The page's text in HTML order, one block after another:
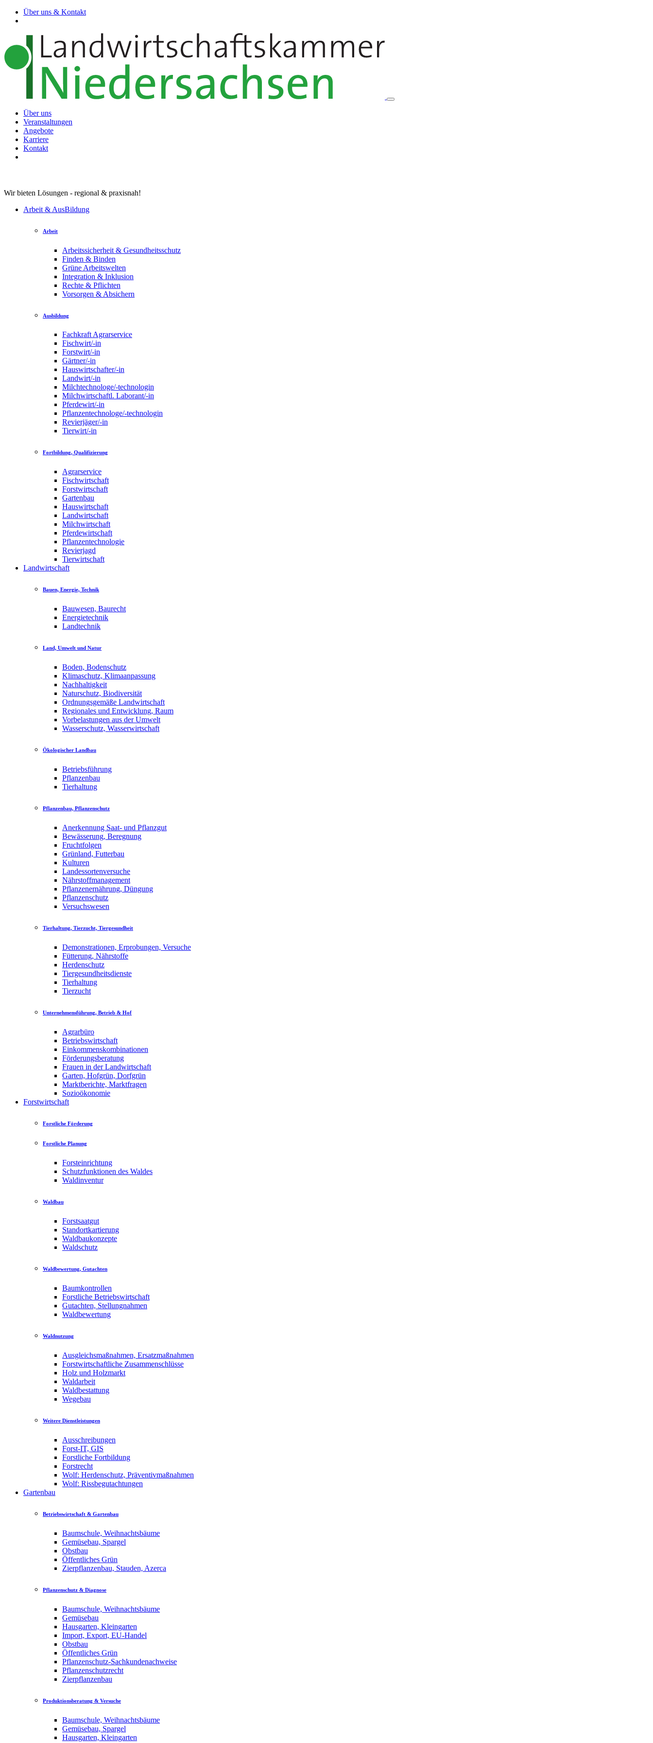
Über uns & Kontakt
Über uns
Veranstaltungen
Angebote
Karriere
Kontakt
Wir bieten Lösungen - regional & praxisnah!
Arbeit & AusBildung
Arbeit
Arbeitssicherheit & Gesundheitsschutz
Finden & Binden
Grüne Arbeitswelten
Integration & Inklusion
Rechte & Pflichten
Vorsorgen & Absichern
Ausbildung
Fachkraft Agrarservice
Fischwirt/-in
Forstwirt/-in
Gärtner/-in
Hauswirtschafter/-in
Landwirt/-in
Milchtechnologe/-technologin
Milchwirtschaftl. Laborant/-in
Pferdewirt/-in
Pflanzentechnologe/-technologin
Revierjäger/-in
Tierwirt/-in
Fortbildung, Qualifizierung
Agrarservice
Fischwirtschaft
Forstwirtschaft
Gartenbau
Hauswirtschaft
Landwirtschaft
Milchwirtschaft
Pferdewirtschaft
Pflanzentechnologie
Revierjagd
Tierwirtschaft
Landwirtschaft
Bauen, Energie, Technik
Bauwesen, Baurecht
Energietechnik
Landtechnik
Land, Umwelt und Natur
Boden, Bodenschutz
Klimaschutz, Klimaanpassung
Nachhaltigkeit
Naturschutz, Biodiversität
Ordnungsgemäße Landwirtschaft
Regionales und Entwicklung, Raum
Vorbelastungen aus der Umwelt
Wasserschutz, Wasserwirtschaft
Ökologischer Landbau
Betriebsführung
Pflanzenbau
Tierhaltung
Pflanzenbau, Pflanzenschutz
Anerkennung Saat- und Pflanzgut
Bewässerung, Beregnung
Fruchtfolgen
Grünland, Futterbau
Kulturen
Landessortenversuche
Nährstoffmanagement
Pflanzenernährung, Düngung
Pflanzenschutz
Versuchswesen
Tierhaltung, Tierzucht, Tiergesundheit
Demonstrationen, Erprobungen, Versuche
Fütterung, Nährstoffe
Herdenschutz
Tiergesundheitsdienste
Tierhaltung
Tierzucht
Unternehmensführung, Betrieb & Hof
Agrarbüro
Betriebswirtschaft
Einkommenskombinationen
Förderungsberatung
Frauen in der Landwirtschaft
Garten, Hofgrün, Dorfgrün
Marktberichte, Marktfragen
Sozioökonomie
Forstwirtschaft
Forstliche Förderung
Forstliche Planung
Forsteinrichtung
Schutzfunktionen des Waldes
Waldinventur
Waldbau
Forstsaatgut
Standortkartierung
Waldbaukonzepte
Waldschutz
Waldbewertung, Gutachten
Baumkontrollen
Forstliche Betriebswirtschaft
Gutachten, Stellungnahmen
Waldbewertung
Waldnutzung
Ausgleichsmaßnahmen, Ersatzmaßnahmen
Forstwirtschaftliche Zusammenschlüsse
Holz und Holzmarkt
Waldarbeit
Waldbestattung
Wegebau
Weitere Dienstleistungen
Ausschreibungen
Forst-IT, GIS
Forstliche Fortbildung
Forstrecht
Wolf: Herdenschutz, Präventivmaßnahmen
Wolf: Rissbegutachtungen
Gartenbau
Betriebswirtschaft & Gartenbau
Baumschule, Weihnachtsbäume
Gemüsebau, Spargel
Obstbau
Öffentliches Grün
Zierpflanzenbau, Stauden, Azerca
Pflanzenschutz & Diagnose
Baumschule, Weihnachtsbäume
Gemüsebau
Hausgarten, Kleingarten
Import, Export, EU-Handel
Obstbau
Öffentliches Grün
Pflanzenschutz-Sachkundenachweise
Pflanzenschutzrecht
Zierpflanzenbau
Produktionsberatung & Versuche
Baumschule, Weihnachtsbäume
Gemüsebau, Spargel
Hausgarten, Kleingarten